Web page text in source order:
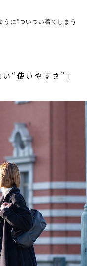
に”ついつい着てしまう
“使いやすさ”」